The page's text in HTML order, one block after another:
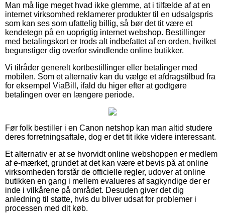
Man må lige meget hvad ikke glemme, at i tilfælde af at en
internet virksomhed reklamerer produkter til en udsalgspris
som kan ses som ufattelig billig, så bør det tit være et
kendetegn på en uoprigtig internet webshop. Bestillinger
med betalingskort er trods alt indbefattet af en orden, hvilket
begunstiger dig overfor svindlende online butikker.
Vi tilråder generelt kortbestillinger eller betalinger med
mobilen. Som et alternativ kan du vælge et afdragstilbud fra
for eksempel ViaBill, ifald du higer efter at godtgøre
betalingen over en længere periode.
Før folk bestiller i en Canon netshop kan man altid studere
deres forretningsaftale, dog er det tit ikke videre interessant.
Et alternativ er at se hvorvidt online webshoppen er medlem
af e-mærket, grundet at det kan være et bevis på at online
virksomheden forstår de officielle regler, udover at online
butikken en gang i mellem evalueres af sagkyndige der er
inde i vilkårene på området. Desuden giver det dig
anledning til støtte, hvis du bliver udsat for problemer i
processen med dit køb.